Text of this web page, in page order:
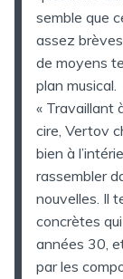
semble que
assez
de moyens
plan musical.
« Travaillant
cire, Vertov
bien à
rassembler
nouvelles. Il
concrètes
années 30,
par les